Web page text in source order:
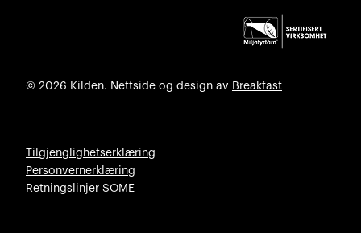
© 2026 Kilden. Nettside og design av Breakfast
Tilgjenglighetserklæring
Personvernerklæring
Retningslinjer SOME